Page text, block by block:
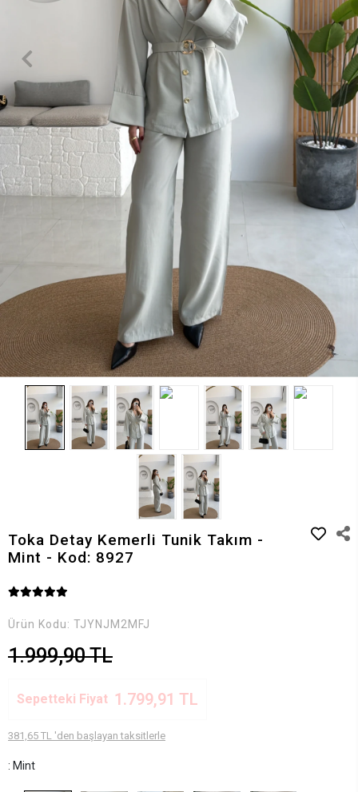
Toka Detay Kemerli Tunik Takım -
Mint - Kod: 8927
Ürün Kodu: TJYNJM2MFJ
1.999,90 TL
Sepetteki Fiyat 1.799,91 TL
381,65 TL 'den başlayan taksitlerle
: Mint